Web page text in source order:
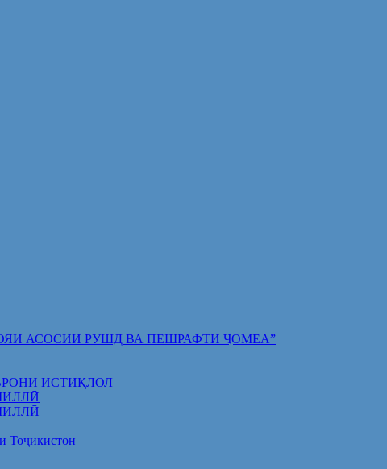
– ПОЯИ АСОСИИ РУШД ВА ПЕШРАФТИ ҶОМЕА”
ИСТИҚЛОЛ
Тоҷикистон